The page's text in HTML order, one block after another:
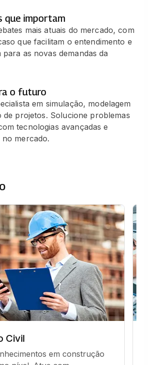
que importam
mais atuais do mercado, com
que facilitam o entendimento e
as novas demandas da
o futuro
em simulação, modelagem
de projetos. Solucione problemas
tecnologias avançadas e
no mercado.
Civil
em construção